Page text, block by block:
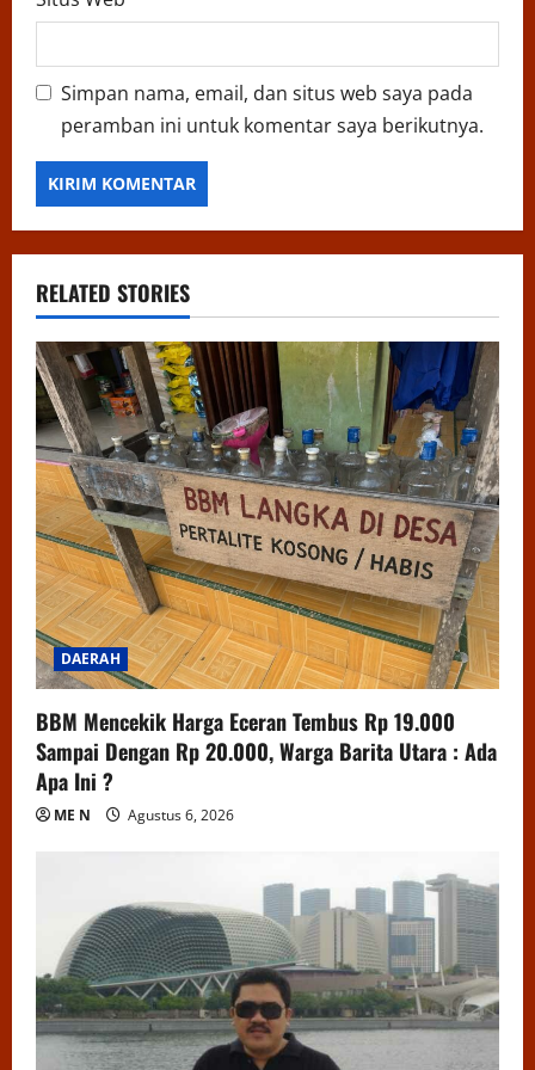
Simpan nama, email, dan situs web saya pada
peramban ini untuk komentar saya berikutnya.
RELATED STORIES
DAERAH
BBM Mencekik Harga Eceran Tembus Rp 19.000
Sampai Dengan Rp 20.000, Warga Barita Utara : Ada
Apa Ini ?
ME N Agustus 6, 2026